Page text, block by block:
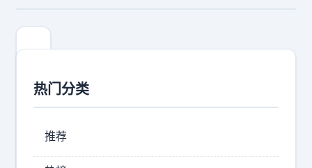
热门分类
推荐